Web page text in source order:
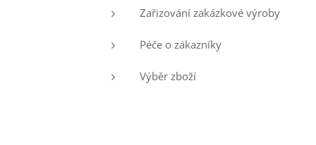
Zařizování zakázkové výroby
Péče o zákazníky
Výběr zboží